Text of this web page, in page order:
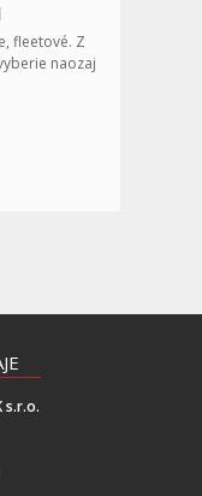
fleetové. Z
naozaj
s.r.o.